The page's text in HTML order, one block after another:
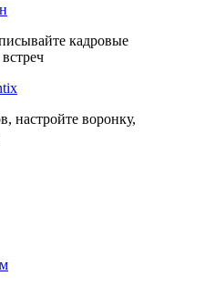
кадровые
настройте воронку,